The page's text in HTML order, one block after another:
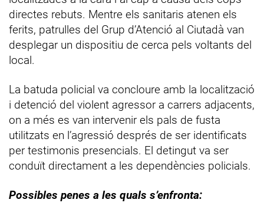
directes rebuts. Mentre els sanitaris atenen els
ferits, patrulles del Grup d’Atenció al Ciutadà van
desplegar un dispositiu de cerca pels voltants del
local.
La batuda policial va concloure amb la localització
i detenció del violent agressor a carrers adjacents,
on a més es van intervenir els pals de fusta
utilitzats en l’agressió després de ser identificats
per testimonis presencials. El detingut va ser
conduït directament a les dependències policials.
Possibles penes a les quals s’enfronta: